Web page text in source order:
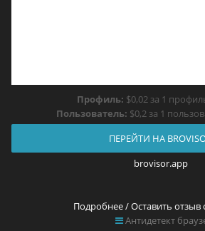
Профиль: $0,02 за 1
Пользователь: $0,2 за 1
ПЕРЕЙТИ НА
brovisor.app
Подробнее / Оставить отзыв
Антидетект